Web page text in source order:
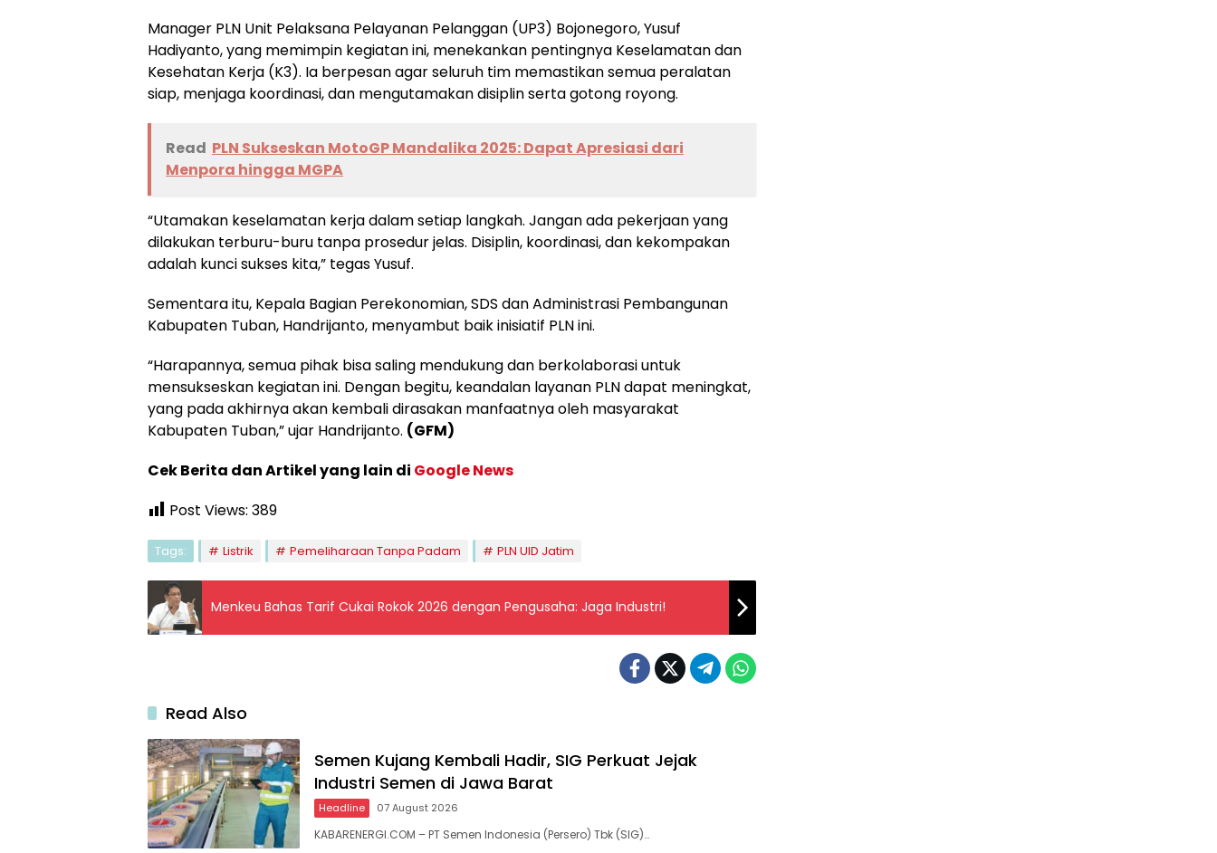
Manager PLN Unit Pelaksana Pelayanan Pelanggan (UP3) Bojonegoro, Yusuf
Hadiyanto, yang memimpin kegiatan ini, menekankan pentingnya Keselamatan dan
Kesehatan Kerja (K3). Ia berpesan agar seluruh tim memastikan semua peralatan
siap, menjaga koordinasi, dan mengutamakan disiplin serta gotong royong.
Read PLN Sukseskan MotoGP Mandalika 2025: Dapat Apresiasi dari
Menpora hingga MGPA
“Utamakan keselamatan kerja dalam setiap langkah. Jangan ada pekerjaan yang
dilakukan terburu-buru tanpa prosedur jelas. Disiplin, koordinasi, dan kekompakan
adalah kunci sukses kita,” tegas Yusuf.
Sementara itu, Kepala Bagian Perekonomian, SDS dan Administrasi Pembangunan
Kabupaten Tuban, Handrijanto, menyambut baik inisiatif PLN ini.
“Harapannya, semua pihak bisa saling mendukung dan berkolaborasi untuk
mensukseskan kegiatan ini. Dengan begitu, keandalan layanan PLN dapat meningkat,
yang pada akhirnya akan kembali dirasakan manfaatnya oleh masyarakat
Kabupaten Tuban,” ujar Handrijanto. (GFM)
Cek Berita dan Artikel yang lain di Google News
Post Views: 389
Tags: Listrik Pemeliharaan Tanpa Padam PLN UID Jatim
Menkeu Bahas Tarif Cukai Rokok 2026 dengan Pengusaha: Jaga Industri!
Read Also
Semen Kujang Kembali Hadir, SIG Perkuat Jejak
Industri Semen di Jawa Barat
Headline 07 August 2026
KABARENERGI.COM – PT Semen Indonesia (Persero) Tbk (SIG)…